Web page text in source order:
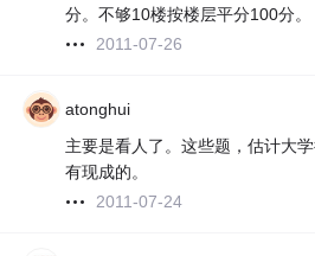
分。不够10楼按楼层平分100分。
2011-07-26
atonghui
主要是看人了。这些题，估计大
有现成的。
2011-07-24